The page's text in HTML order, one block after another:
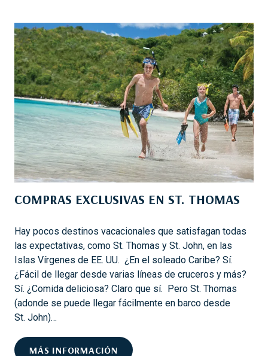
R
A
D
A
E
C
T
O
S
B
Á
S
I
C
O
S
D
L
O
S
C
R
U
COMPRAS EXCLUSIVAS EN ST. THOMAS
Hay pocos destinos vacacionales que satisfagan todas
las expectativas, como St. Thomas y St. John, en las
Islas Vírgenes de EE. UU. ¿En el soleado Caribe? Sí.
¿Fácil de llegar desde varias líneas de cruceros y más?
Sí. ¿Comida deliciosa? Claro que sí. Pero St. Thomas
(adonde se puede llegar fácilmente en barco desde
St. John)…
MÁS INFORMACIÓN